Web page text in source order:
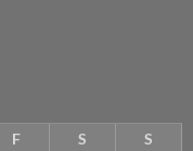
F S
S